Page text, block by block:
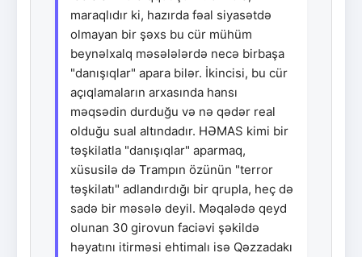
maraqlıdır ki, hazırda fəal siyasətdə
olmayan bir şəxs bu cür mühüm
beynəlxalq məsələlərdə necə birbaşa
"danışıqlar" apara bilər. İkincisi, bu cür
açıqlamaların arxasında hansı
məqsədin durduğu və nə qədər real
olduğu sual altındadır. HƏMAS kimi bir
təşkilatla "danışıqlar" aparmaq,
xüsusilə də Trampın özünün "terror
təşkilatı" adlandırdığı bir qrupla, heç də
sadə bir məsələ deyil. Məqalədə qeyd
olunan 30 girovun faciəvi şəkildə
həyatını itirməsi ehtimalı isə Qəzzadakı